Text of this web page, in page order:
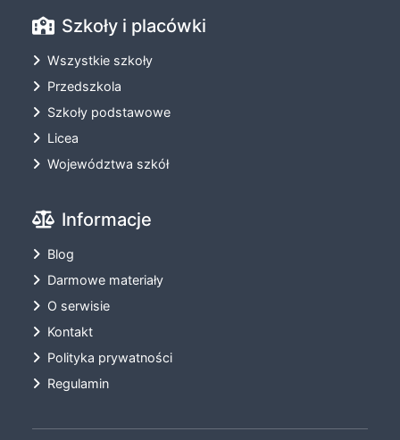
Szkoły i placówki
Wszystkie szkoły
Przedszkola
Szkoły podstawowe
Licea
Województwa szkół
Informacje
Blog
Darmowe materiały
O serwisie
Kontakt
Polityka prywatności
Regulamin